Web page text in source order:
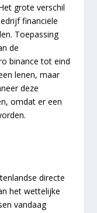
grote verschil
financiële
Toepassing
de
binance tot eind
lenen, maar
deze
omdat er een
directe
het wettelijke
vandaag